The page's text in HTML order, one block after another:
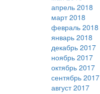
апрель 2018
март 2018
февраль 2018
январь 2018
декабрь 2017
ноябрь 2017
октябрь 2017
сентябрь 2017
август 2017